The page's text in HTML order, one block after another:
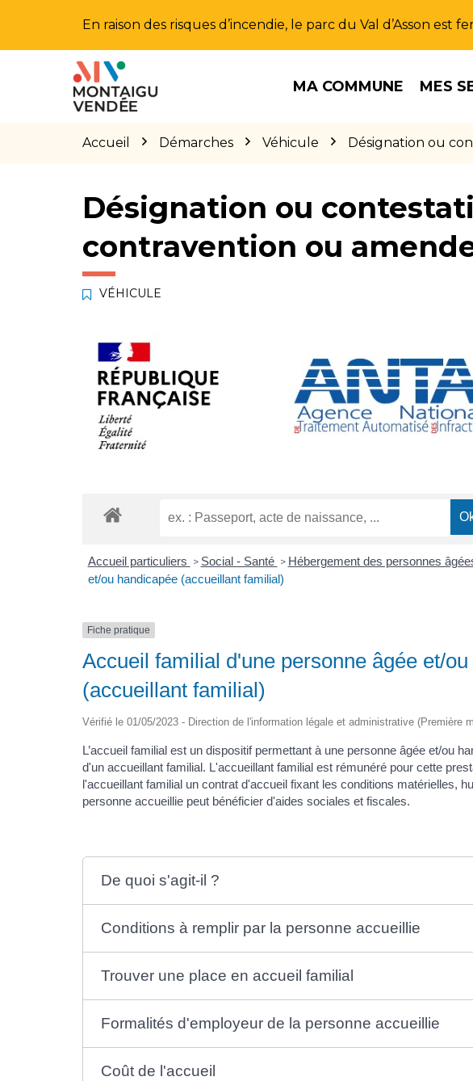
En raison des risques d’incendie, le parc du Val d’Asson
MA COMMUNE MES
Accueil Démarches Véhicule Désignation ou
Désignation ou
contravention ou
VÉHICULE
Accueil particuliers > Social - Santé > Hébergement des personnes
et/ou handicapée (accueillant familial)
Fiche pratique
Accueil familial d'une personne âgée et/
(accueillant familial)
Vérifié le 01/05/2023 - Direction de l'information légale et administrative (Première
L’accueil familial est un dispositif permettant à une personne âgée et/ou
d'un accueillant familial. L'accueillant familial est rémunéré pour cette
l'accueillant familial un contrat d'accueil fixant les conditions matérielles,
personne accueillie peut bénéficier d'aides sociales et fiscales.
De quoi s'agit-il ?
Conditions à remplir par la personne accueillie
Trouver une place en accueil familial
Formalités d'employeur de la personne accueillie
Coût de l'accueil